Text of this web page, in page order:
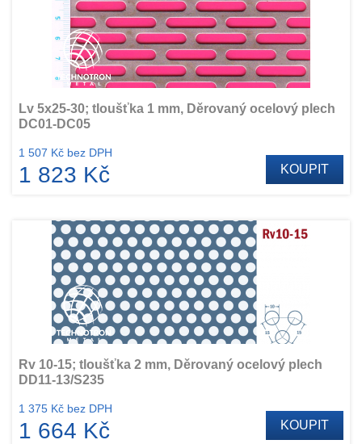
Lv 5x25-30; tloušťka 1 mm, Děrovaný ocelový plech
DC01-DC05
1 507 Kč bez DPH
1 823 Kč KOUPIT
Rv 10-15; tloušťka 2 mm, Děrovaný ocelový plech
DD11-13/S235
1 375 Kč bez DPH
1 664 Kč KOUPIT